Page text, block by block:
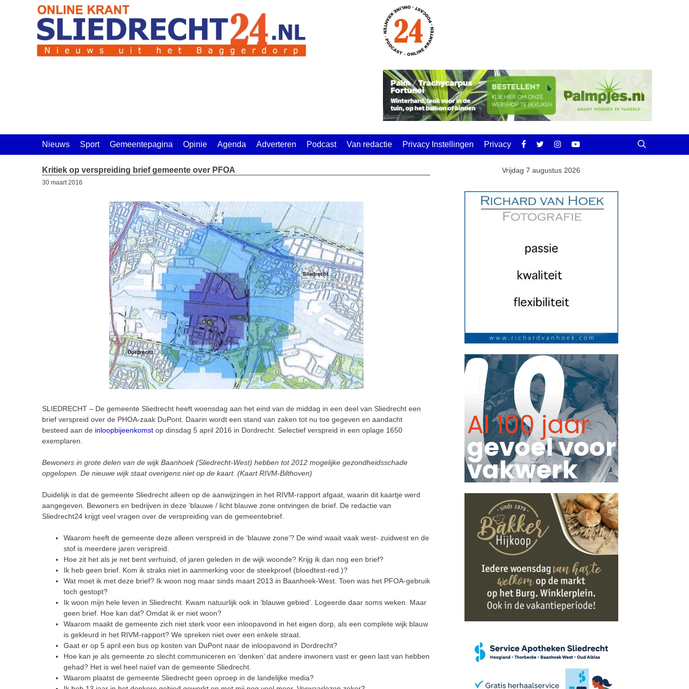
Nieuws Sport Gemeentepagina Opinie Agenda Adverteren Podcast Van redactie Privacy Instellingen Privacy
Kritiek op verspreiding brief gemeente over PFOA
30 maart 2016
SLIEDRECHT – De gemeente Sliedrecht heeft woensdag aan het eind van de middag in een deel van Sliedrecht een
brief verspreid over de PHOA-zaak DuPont. Daarin wordt een stand van zaken tot nu toe gegeven en aandacht
besteed aan de inloopbijeenkomst op dinsdag 5 april 2016 in Dordrecht. Selectief verspreid in een oplage 1650
exemplaren.
Bewoners in grote delen van de wijk Baanhoek (Sliedrecht-West) hebben tot 2012 mogelijke gezondheidsschade
opgelopen. De nieuwe wijk staat overigens niet op de kaart. (Kaart RIVM-Bilthoven)
Duidelijk is dat de gemeente Sliedrecht alleen op de aanwijzingen in het RIVM-rapport afgaat, waarin dit kaartje werd
aangegeven. Bewoners en bedrijven in deze ‘blauwe / licht blauwe zone ontvingen de brief. De redactie van
Sliedrecht24 krijgt veel vragen over de verspreiding van de gemeentebrief.
Waarom heeft de gemeente deze alleen verspreid in de ‘blauwe zone’? De wind waait vaak west- zuidwest en de
stof is meerdere jaren verspreid.
Hoe zit het als je net bent verhuisd, of jaren geleden in de wijk woonde? Krijg ik dan nog een brief?
Ik heb geen brief. Kom ik straks niet in aanmerking voor de steekproef (bloedtest-red.)?
Wat moet ik met deze brief? Ik woon nog maar sinds maart 2013 in Baanhoek-West. Toen was het PFOA-gebruik
toch gestopt?
Ik woon mijn hele leven in Sliedrecht. Kwam natuurlijk ook in ‘blauwe gebied’. Logeerde daar soms weken. Maar
geen brief. Hoe kan dat? Omdat ik er niet woon?
Waarom maakt de gemeente zich niet sterk voor een inloopavond in het eigen dorp, als een complete wijk blauw
is gekleurd in het RIVM-rapport? We spreken niet over een enkele straat.
Gaat er op 5 april een bus op kosten van DuPont naar de inloopavond in Dordrecht?
Hoe kan je als gemeente zo slecht communiceren en ‘denken’ dat andere inwoners vast er geen last van hebben
gehad? Het is wel heel naïef van de gemeente Sliedrecht.
Waarom plaatst de gemeente Sliedrecht geen oproep in de landelijke media?
Vrijdag 7 augustus 2026